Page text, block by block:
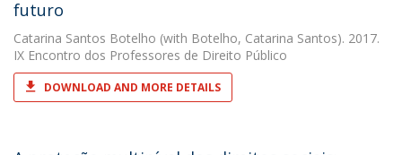
futuro
Catarina Santos Botelho (with Botelho, Catarina Santos). 2017.
IX Encontro dos Professores de Direito Público
DOWNLOAD AND MORE DETAILS